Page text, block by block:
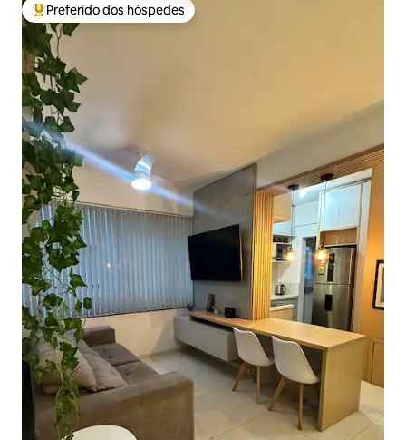
Entre os melhores preferidos dos hóspedes
Preferido dos hóspedes